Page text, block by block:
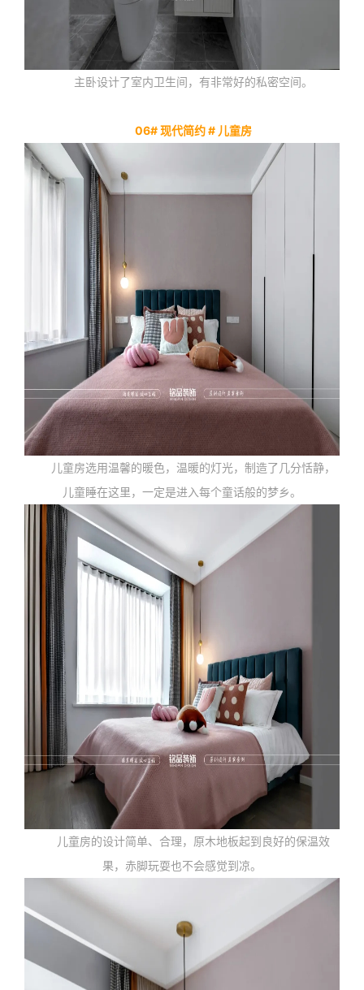
主卧设计了室内卫生间，有非常好的私密空间。
06# 现代简约 # 儿童房
儿童房选用温馨的暖色，温暖的灯光，制造了几分恬静，
儿童睡在这里，一定是进入每个童话般的梦乡。
儿童房的设计简单、合理，原木地板起到良好的保温效
果，赤脚玩耍也不会感觉到凉。